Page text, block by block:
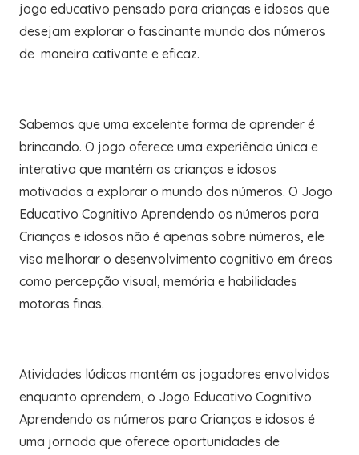
jogo educativo pensado para crianças e idosos que
desejam explorar o fascinante mundo dos números
de maneira cativante e eficaz.
Sabemos que uma excelente forma de aprender é
brincando. O jogo oferece uma experiência única e
interativa que mantém as crianças e idosos
motivados a explorar o mundo dos números. O Jogo
Educativo Cognitivo Aprendendo os números para
Crianças e idosos não é apenas sobre números, ele
visa melhorar o desenvolvimento cognitivo em áreas
como percepção visual, memória e habilidades
motoras finas.
Atividades lúdicas mantém os jogadores envolvidos
enquanto aprendem, o Jogo Educativo Cognitivo
Aprendendo os números para Crianças e idosos é
uma jornada que oferece oportunidades de